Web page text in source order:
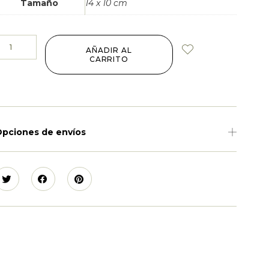
Tamaño 14 x 10 cm
AÑADIR AL
CARRITO
de envíos